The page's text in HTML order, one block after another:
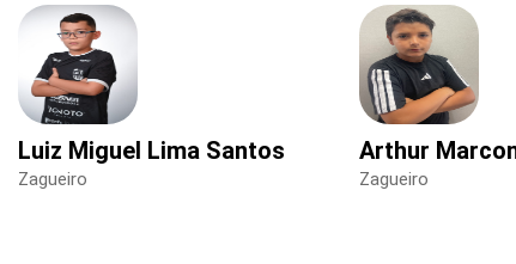
Luiz Miguel Lima Santos
Zagueiro
Arthur
Zagueiro